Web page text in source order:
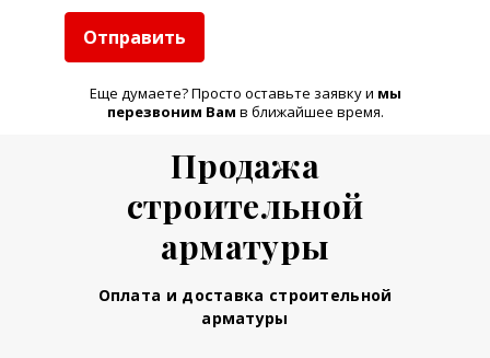
Отправить
Еще думаете? Просто оставьте заявку и мы
перезвоним Вам в ближайшее время.
Продажа
строительной
арматуры
Оплата и доставка строительной
арматуры